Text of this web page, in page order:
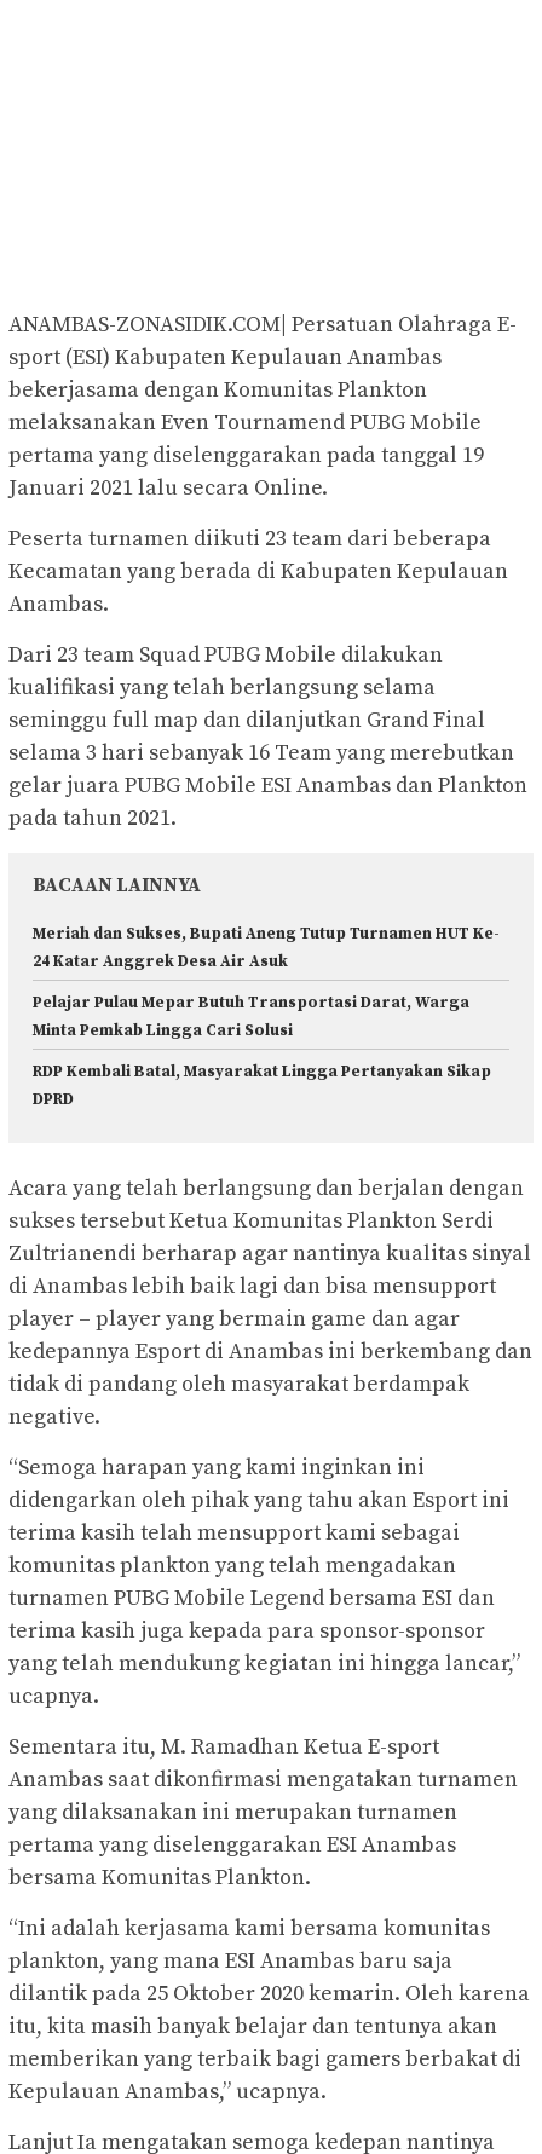
ANAMBAS-ZONASIDIK.COM| Persatuan Olahraga E-
sport (ESI) Kabupaten Kepulauan Anambas
bekerjasama dengan Komunitas Plankton
melaksanakan Even Tournamend PUBG Mobile
pertama yang diselenggarakan pada tanggal 19
Januari 2021 lalu secara Online.
Peserta turnamen diikuti 23 team dari beberapa
Kecamatan yang berada di Kabupaten Kepulauan
Anambas.
Dari 23 team Squad PUBG Mobile dilakukan
kualifikasi yang telah berlangsung selama
seminggu full map dan dilanjutkan Grand Final
selama 3 hari sebanyak 16 Team yang merebutkan
gelar juara PUBG Mobile ESI Anambas dan Plankton
pada tahun 2021.
BACAAN LAINNYA
Meriah dan Sukses, Bupati Aneng Tutup Turnamen HUT Ke-
24 Katar Anggrek Desa Air Asuk
Pelajar Pulau Mepar Butuh Transportasi Darat, Warga
Minta Pemkab Lingga Cari Solusi
RDP Kembali Batal, Masyarakat Lingga Pertanyakan Sikap
DPRD
Acara yang telah berlangsung dan berjalan dengan
sukses tersebut Ketua Komunitas Plankton Serdi
Zultrianendi berharap agar nantinya kualitas sinyal
di Anambas lebih baik lagi dan bisa mensupport
player – player yang bermain game dan agar
kedepannya Esport di Anambas ini berkembang dan
tidak di pandang oleh masyarakat berdampak
negative.
“Semoga harapan yang kami inginkan ini
didengarkan oleh pihak yang tahu akan Esport ini
terima kasih telah mensupport kami sebagai
komunitas plankton yang telah mengadakan
turnamen PUBG Mobile Legend bersama ESI dan
terima kasih juga kepada para sponsor-sponsor
yang telah mendukung kegiatan ini hingga lancar,”
ucapnya.
Sementara itu, M. Ramadhan Ketua E-sport
Anambas saat dikonfirmasi mengatakan turnamen
yang dilaksanakan ini merupakan turnamen
pertama yang diselenggarakan ESI Anambas
bersama Komunitas Plankton.
“Ini adalah kerjasama kami bersama komunitas
plankton, yang mana ESI Anambas baru saja
dilantik pada 25 Oktober 2020 kemarin. Oleh karena
itu, kita masih banyak belajar dan tentunya akan
memberikan yang terbaik bagi gamers berbakat di
Kepulauan Anambas,” ucapnya.
Lanjut Ia mengatakan semoga kedepan nantinya